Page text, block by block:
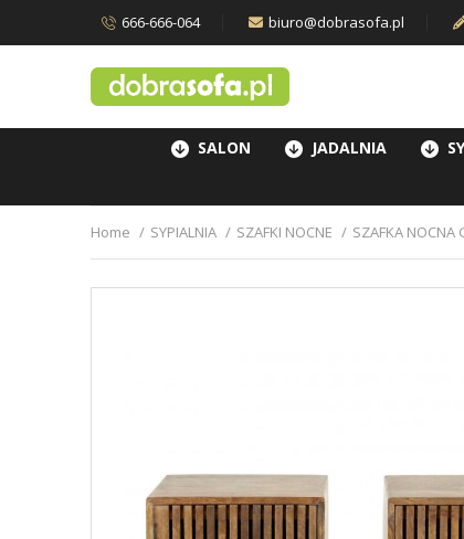
666-666-064 biuro@dobrasofa.pl
SALON JADALNIA
Home SYPIALNIA SZAFKI NOCNE SZAFKA NOCNA